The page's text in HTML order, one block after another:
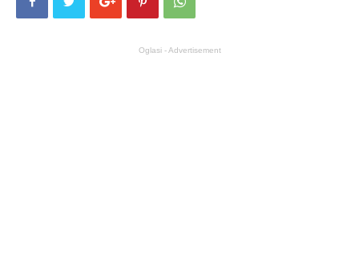
Oglasi - Advertisement